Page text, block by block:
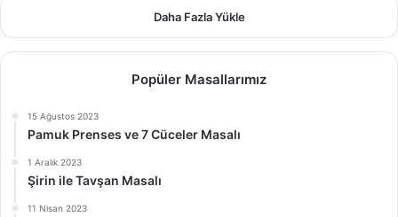
Daha Fazla Yükle
Popüler Masallarımız
15 Ağustos 2023
Pamuk Prenses ve 7 Cüceler Masalı
1 Aralık 2023
Şirin ile Tavşan Masalı
11 Nisan 2023